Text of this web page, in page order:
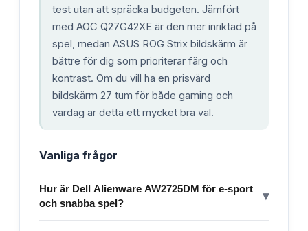
test utan att spräcka budgeten. Jämfört
med AOC Q27G42XE är den mer inriktad på
spel, medan ASUS ROG Strix bildskärm är
bättre för dig som prioriterar färg och
kontrast. Om du vill ha en prisvärd
bildskärm 27 tum för både gaming och
vardag är detta ett mycket bra val.
Vanliga frågor
Hur är Dell Alienware AW2725DM för e-sport
och snabba spel?
▾